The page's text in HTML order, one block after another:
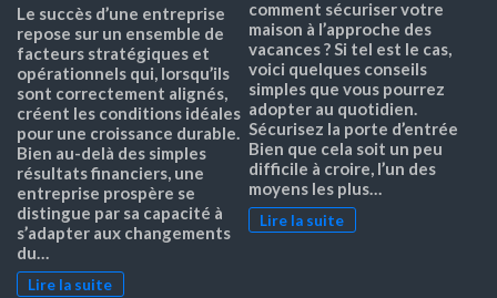
Le succès d’une entreprise
repose sur un ensemble de
facteurs stratégiques et
opérationnels qui, lorsqu’ils
sont correctement alignés,
créent les conditions idéales
pour une croissance durable.
Bien au-delà des simples
résultats financiers, une
entreprise prospère se
distingue par sa capacité à
s’adapter aux changements
du…
Lire la suite
comment sécuriser votre
maison à l’approche des
vacances ? Si tel est le cas,
voici quelques conseils
simples que vous pourrez
adopter au quotidien.
Sécurisez la porte d’entrée
Bien que cela soit un peu
difficile à croire, l’un des
moyens les plus…
Lire la suite